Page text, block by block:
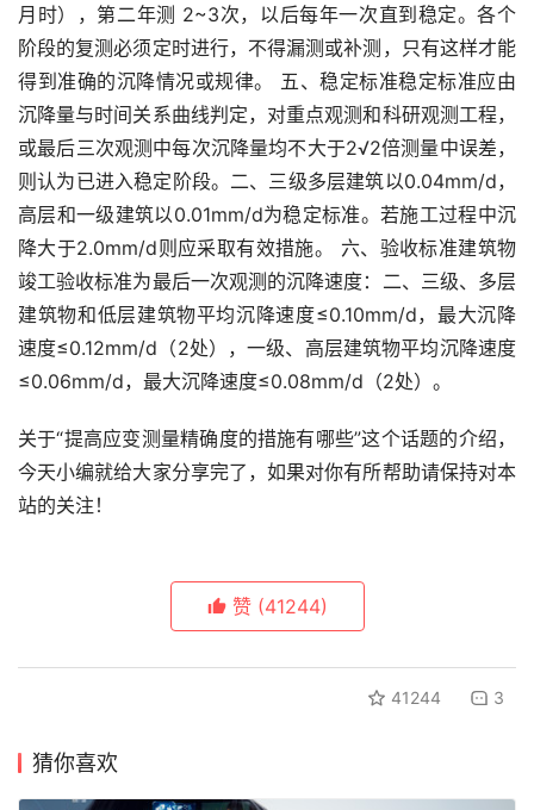
月时），第二年测 2~3次，以后每年一次直到稳定。各个
阶段的复测必须定时进行，不得漏测或补测，只有这样才能
得到准确的沉降情况或规律。 五、稳定标准稳定标准应由
沉降量与时间关系曲线判定，对重点观测和科研观测工程，
或最后三次观测中每次沉降量均不大于2√2倍测量中误差，
则认为已进入稳定阶段。二、三级多层建筑以0.04mm/d，
高层和一级建筑以0.01mm/d为稳定标准。若施工过程中沉
降大于2.0mm/d则应采取有效措施。 六、验收标准建筑物
竣工验收标准为最后一次观测的沉降速度：二、三级、多层
建筑物和低层建筑物平均沉降速度≤0.10mm/d，最大沉降
速度≤0.12mm/d（2处），一级、高层建筑物平均沉降速度
≤0.06mm/d，最大沉降速度≤0.08mm/d（2处）。
关于“提高应变测量精确度的措施有哪些”这个话题的介绍，
今天小编就给大家分享完了，如果对你有所帮助请保持对本
站的关注！
赞 (41244)
41244 3
猜你喜欢